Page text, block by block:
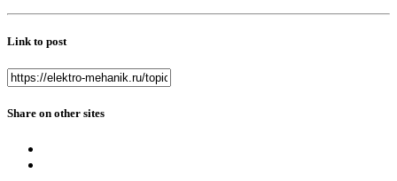
Link to post
Share on other sites